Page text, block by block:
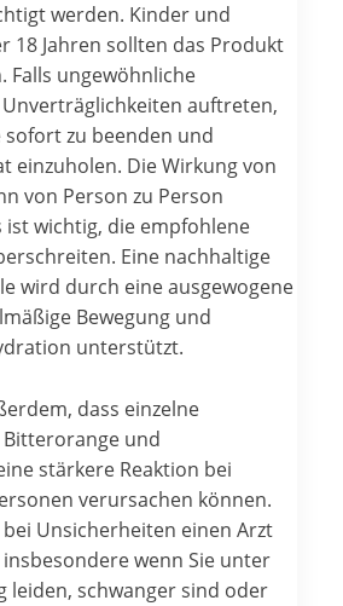
werden. Kinder und
18 Jahren sollten das Produkt
Falls ungewöhnliche
auftreten,
sofort zu beenden und
einzuholen. Die Wirkung von
von Person zu Person
ist wichtig, die empfohlene
Eine nachhaltige
wird durch eine ausgewogene
Bewegung und
unterstützt.
dass einzelne
und
stärkere Reaktion bei
verursachen können.
Unsicherheiten einen Arzt
wenn Sie unter
leiden, schwanger sind oder